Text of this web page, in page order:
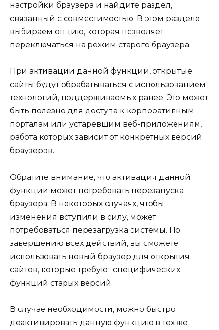
настройки браузера и найдите раздел,
связанный с совместимостью. В этом разделе
выбираем опцию, которая позволяет
переключаться на режим старого браузера.
При активации данной функции, открытые
сайты будут обрабатываться с использованием
технологий, поддерживаемых ранее. Это может
быть полезно для доступа к корпоративным
порталам или устаревшим веб-приложениям,
работа которых зависит от конкретных версий
браузеров.
Обратите внимание, что активация данной
функции может потребовать перезапуска
браузера. В некоторых случаях, чтобы
изменения вступили в силу, может
потребоваться перезагрузка системы. По
завершению всех действий, вы сможете
использовать новый браузер для открытия
сайтов, которые требуют специфических
функций старых версий.
В случае необходимости, можно быстро
деактивировать данную функцию в тех же